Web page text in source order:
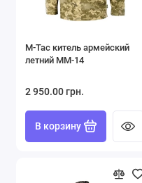
M-Tac китель армейский
летний ММ-14
2 950.00 грн.
В корзину